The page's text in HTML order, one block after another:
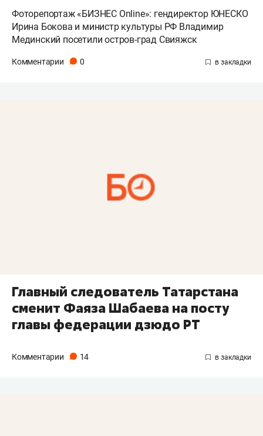
Фоторепортаж «БИЗНЕС Online»: гендиректор ЮНЕСКО
Ирина Бокова и министр культуры РФ Владимир
Мединский посетили остров-град Свияжск
Комментарии 0
Главный следователь Татарстана
сменит Фаяза Шабаева на посту
главы федерации дзюдо РТ
Комментарии 14